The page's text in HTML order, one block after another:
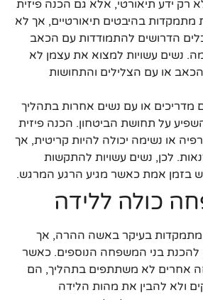
רק ידע תיאורטי, אלא גם הכנה פיזית
מתמקדות בהיבטים תיאורטיים, אך לא
הדרושים להתמודדות עם הכאב
נשים עשויות למצוא את עצמן לא
או עם הצלילים והתחושות
מדריכים או עם נשים אחרות בתהליך
על תחושת הביטחון. הכנה פיזית
או נשימה יכולה להיות קריטית, אך
לכן, נשים עשויות להתקשות
בזמן אמת כאשר מגיע הרגע המרגש.
כולה ללידה
מתמקדות בעיקר באשה ההרה, אך
להכנת בני המשפחה הנוספים. כאשר
אחרים לא משתתפים בתהליך, הם
ולא להבין את מהות הלידה